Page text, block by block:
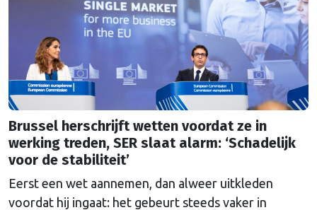
houden. Een …Continued
Brussel herschrijft wetten voordat ze in
werking treden, SER slaat alarm: ‘Schadelijk
voor de stabiliteit’
Eerst een wet aannemen, dan alweer uitkleden
voordat hij ingaat: het gebeurt steeds vaker in